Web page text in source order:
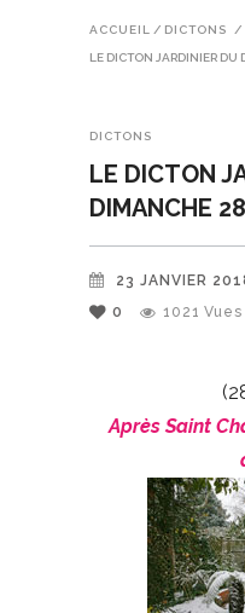
ACCUEIL / DICTONS /
LE DICTON JARDINIER DU
DICTONS
LE DICTON
DIMANCHE
23 JANVIER
0
1021 Vues
Après Saint